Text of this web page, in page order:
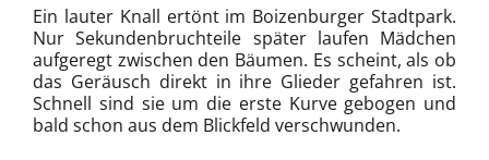
Ein lauter Knall ertönt im Boizenburger Stadtpark.
Nur Sekundenbruchteile später laufen Mädchen
aufgeregt zwischen den Bäumen. Es scheint, als ob
das Geräusch direkt in ihre Glieder gefahren ist.
Schnell sind sie um die erste Kurve gebogen und
bald schon aus dem Blickfeld verschwunden.